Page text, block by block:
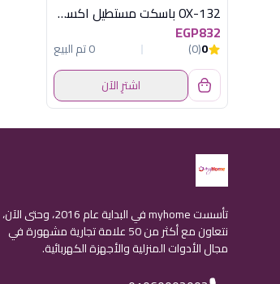
OX-132 باسكت مستطيل اكسفورد
EGP832
0
(0)
0 تم البيع
اشترِ الآن
تأسست myhome في البداية عام 2016، وحتى الآن،
نتعاون مع أكثر من 50 علامة تجارية مشهورة في
مجال الأدوات المنزلية والأجهزة الكهربائية.